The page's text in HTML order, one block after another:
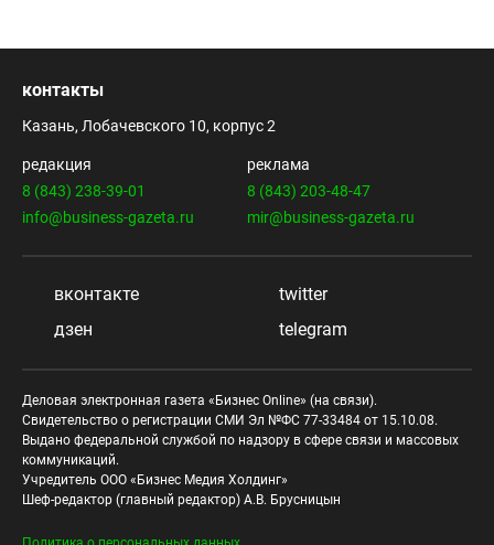
контакты
Казань, Лобачевского 10, корпус 2
редакция
8 (843) 238-39-01
info@business-gazeta.ru
реклама
8 (843) 203-48-47
mir@business-gazeta.ru
вконтакте
twitter
дзен
telegram
Деловая электронная газета «Бизнес Online» (на связи).
Свидетельство о регистрации СМИ Эл №ФС 77-33484 от 15.10.08.
Выдано федеральной службой по надзору в сфере связи и массовых
коммуникаций.
Учредитель ООО «Бизнес Медия Холдинг»
Шеф-редактор (главный редактор) А.В. Брусницын